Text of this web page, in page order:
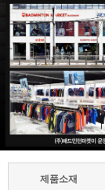
제품소재